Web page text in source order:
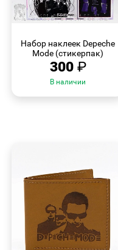
Набор наклеек Depeche
Mode (стикерпак)
300 ₽
В наличии